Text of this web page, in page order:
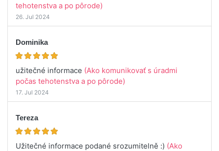
tehotenstva a po pôrode)
26. Jul 2024
Dominika
užitečné informace (Ako komunikovať s úradmi
počas tehotenstva a po pôrode)
17. Jul 2024
Tereza
Užitečné informace podané srozumitelně :) (Ako